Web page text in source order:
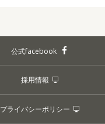
公式facebook
採用情報
プライバシーポリシー